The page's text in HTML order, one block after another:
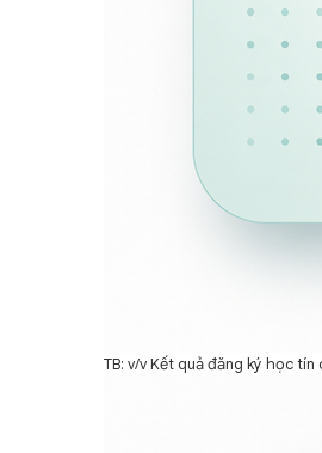
TB: v/v Kết quả đăng ký học